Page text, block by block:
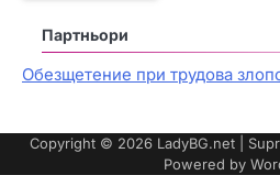
Партньори
Обезщетение при трудова
Copyright © 2026 LadyBG.net |
Powered by